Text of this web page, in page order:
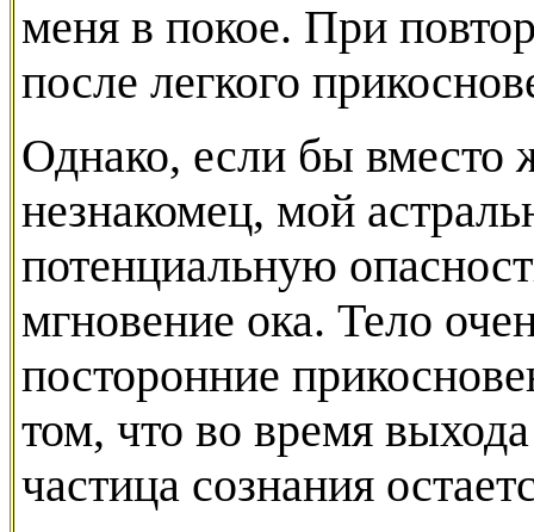
меня в покое. При
после легкого
Однако, если бы вместо
незнакомец, мой
потенциальную
мгновение ока. Тело
посторонние
том, что во время
частица сознания